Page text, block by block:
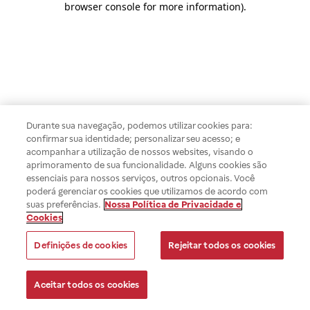
browser console for more information).
Durante sua navegação, podemos utilizar cookies para:
confirmar sua identidade; personalizar seu acesso; e
acompanhar a utilização de nossos websites, visando o
aprimoramento de sua funcionalidade. Alguns cookies são
essenciais para nossos serviços, outros opcionais. Você
poderá gerenciar os cookies que utilizamos de acordo com
suas preferências. Nossa Política de Privacidade e
Cookies
Definições de cookies Rejeitar todos os cookies
Aceitar todos os cookies